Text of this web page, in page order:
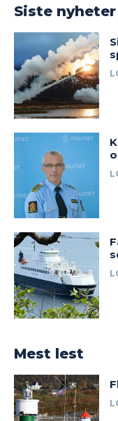
Siste nyheter
Mest lest